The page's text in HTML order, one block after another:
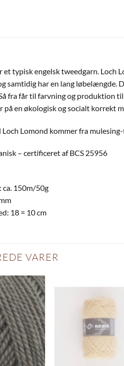
et typisk engelsk tweedgarn. Loch
samtidig har en lang løbelængde.
fra får til farvning og produktion
på en økologisk og socialt korrekt
Lomond kommer fra
– certificeret af BCS 25956
150m/50g
18 = 10 cm
VARER